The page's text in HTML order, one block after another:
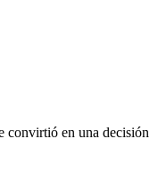
convirtió en una decisión